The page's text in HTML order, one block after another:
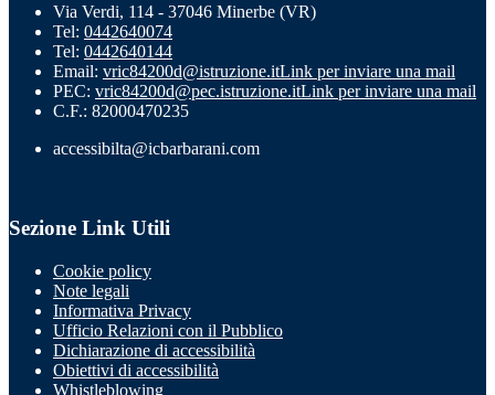
Via Verdi, 114 - 37046 Minerbe (VR)
Tel: 0442640074
Tel: 0442640144
Email: vric84200d@istruzione.itLink per inviare una mail
PEC: vric84200d@pec.istruzione.itLink per inviare una mail
C.F.: 82000470235
accessibilta@icbarbarani.com
Sezione Link Utili
Cookie policy
Note legali
Informativa Privacy
Ufficio Relazioni con il Pubblico
Dichiarazione di accessibilità
Obiettivi di accessibilità
Whistleblowing